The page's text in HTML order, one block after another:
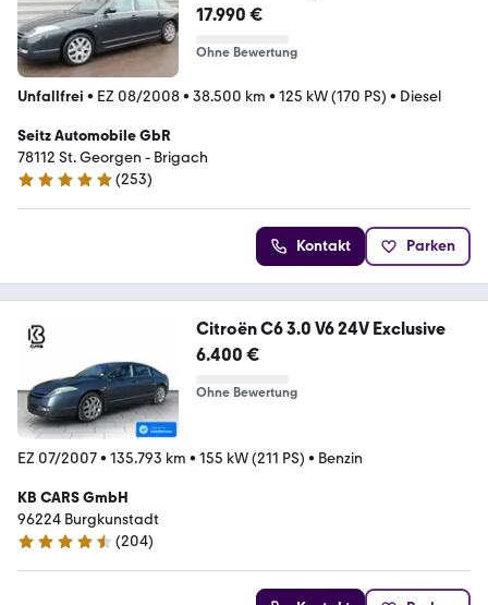
17.990 €
Ohne Bewertung
Unfallfrei • EZ 08/2008• 38.500 km • 125 kW (170 PS) • Diesel
Seitz Automobile GbR
78112 St. Georgen - Brigach
4.9 Sterne
(253)
Kontakt Parken
Citroën C6 3.0 V6 24V Exclusive
6.400 €
Ohne Bewertung
EZ 07/2007• 135.793 km • 155 kW (211 PS) • Benzin
KB CARS GmbH
96224 Burgkunstadt
4.3 Sterne
(204)